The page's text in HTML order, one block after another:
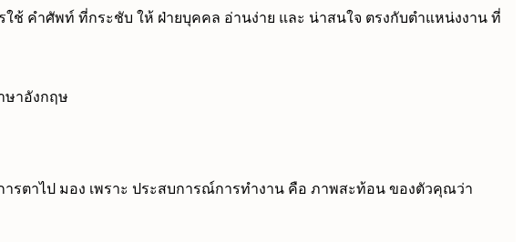
รใช้ คำศัพท์ ที่กระชับ ให้ ฝ่ายบุคคล อ่านง่าย และ น่าสนใจ ตรงกับตำแหน่งงาน ที่
ษาอังกฤษ
รตาไป มอง เพราะ ประสบการณ์การทำงาน คือ ภาพสะท้อน ของตัวคุณว่า